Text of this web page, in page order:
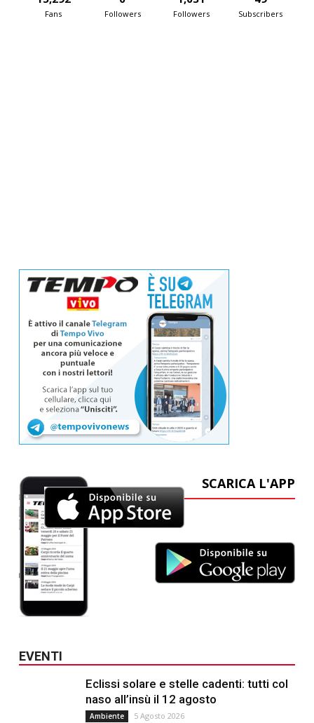
Fans Followers Followers Subscribers
SCARICA L'APP
EVENTI
Eclissi solare e stelle cadenti: tutti col
naso all’insù il 12 agosto
Ambiente 5 Agosto 2026